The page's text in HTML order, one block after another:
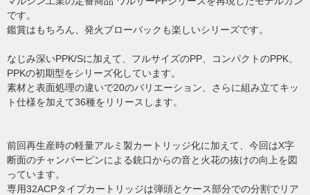
です。
鑑賞はもちろん、発火ブローバックも楽しいシリーズです。
なじみ深いPPK/Sに加えて、フルサイズのPP、コンパクトのPPK、
PPKの初期型をシリーズ化しています。
素材と表面処理の違いで20のバリエーション、さらに組み立てキッ
ト仕様を加えて36種をリリースします。
前回再生産時の軽量アルミ製カートリッジ化に加えて、今回はX字
断面のチャンバーピンによる銃口からの音と火花の抜けの向上を図
っています。
専用32ACPタイプカートリッジは弾頭とケース部分での分割でリア